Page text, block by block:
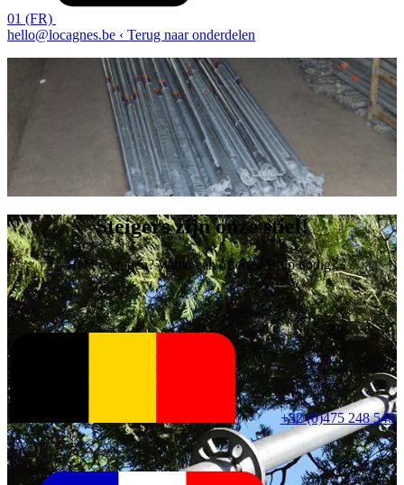
01 (FR)
hello@locagnes.be ‹ Terug naar onderdelen
Steigers zijn onze stiel!
Hebt u vragen? Wilt u een offerte? Hulp nodig?
+32 (0)475 248 548